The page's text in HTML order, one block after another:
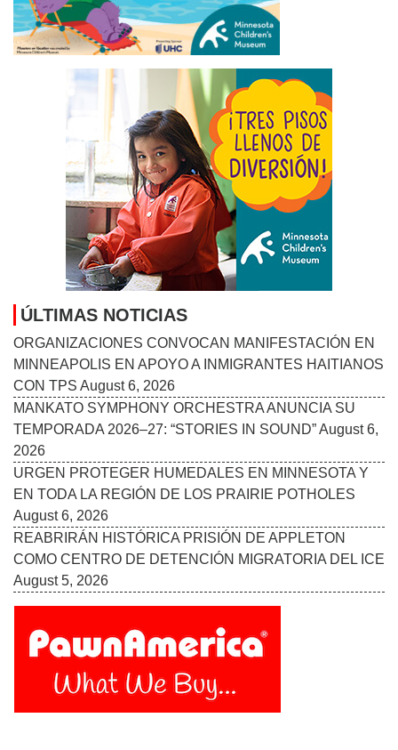
ÚLTIMAS NOTICIAS
ORGANIZACIONES CONVOCAN MANIFESTACIÓN EN
MINNEAPOLIS EN APOYO A INMIGRANTES HAITIANOS
CON TPSAugust 6, 2026
MANKATO SYMPHONY ORCHESTRA ANUNCIA SU
TEMPORADA 2026–27: “STORIES IN SOUND”
URGEN PROTEGER HUMEDALES EN MINNESOTA Y
EN TODA LA REGIÓN DE LOS PRAIRIE POTHOLES
August 6, 2026
REABRIRÁN HISTÓRICA PRISIÓN DE APPLETON
COMO CENTRO DE DETENCIÓN MIGRATORIA DEL ICE
August 5, 2026